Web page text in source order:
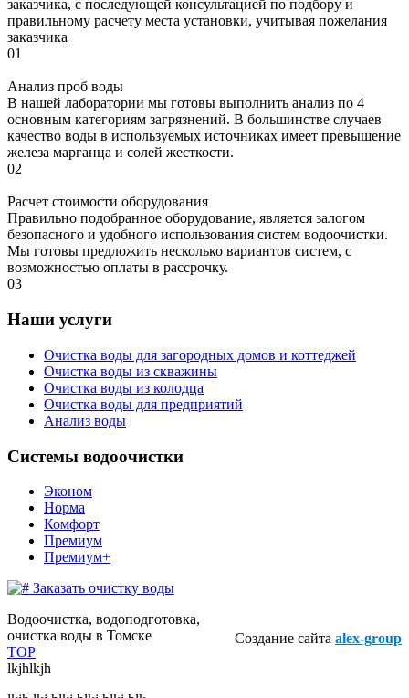
заказчика, с последующей консультацией по подбору и
правильному расчету места установки, учитывая пожелания
заказчика
01
Анализ проб воды
В нашей лаборатории мы готовы выполнить анализ по 4
основным категориям загрязнений. В большинстве случаев
качество воды в используемых источниках имеет превышение
железа марганца и солей жесткости.
02
Расчет стоимости оборудования
Правильно подобранное оборудование, является залогом
безопасного и удобного использования систем водоочистки.
Мы готовы предложить несколько вариантов систем, с
возможностью оплаты в рассрочку.
03
Наши услуги
Очистка воды для загородных домов и коттеджей
Очистка воды из скважины
Очистка воды из колодца
Очистка воды для предприятий
Анализ воды
Системы водоочистки
Эконом
Норма
Комфорт
Премиум
Премиум+
Заказать очистку воды
Водоочистка, водоподготовка,
очистка воды в Томске
Создание сайта alex-group
TOP
lkjhlkjh